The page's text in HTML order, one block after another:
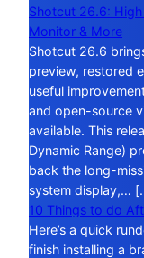
Shotcut 26.6: High
Monitor & More
Shotcut 26.6
preview, restored
useful
and open-source
available. This
Dynamic Range)
back the long-
system display,…
10 Things to do
Here’s a quick
finish installing a